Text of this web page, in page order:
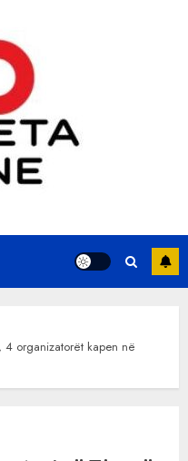
4 organizatorët kapen në